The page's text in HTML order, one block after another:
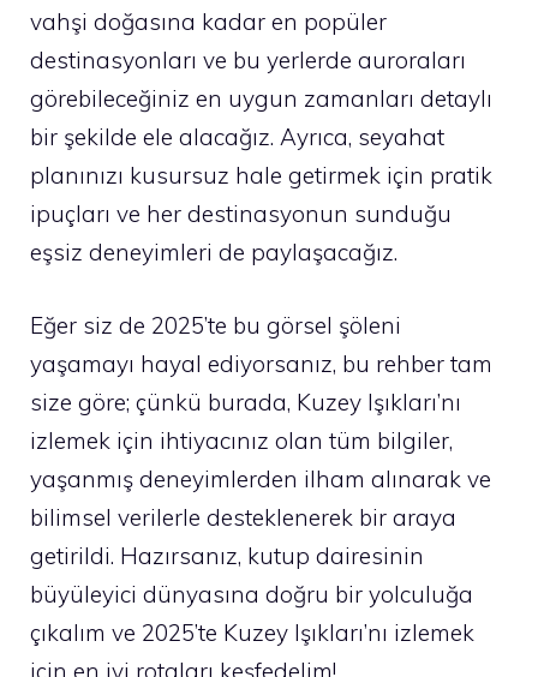
vahşi doğasına kadar en popüler
destinasyonları ve bu yerlerde auroraları
görebileceğiniz en uygun zamanları detaylı
bir şekilde ele alacağız. Ayrıca, seyahat
planınızı kusursuz hale getirmek için pratik
ipuçları ve her destinasyonun sunduğu
eşsiz deneyimleri de paylaşacağız.
Eğer siz de 2025’te bu görsel şöleni
yaşamayı hayal ediyorsanız, bu rehber tam
size göre; çünkü burada, Kuzey Işıkları’nı
izlemek için ihtiyacınız olan tüm bilgiler,
yaşanmış deneyimlerden ilham alınarak ve
bilimsel verilerle desteklenerek bir araya
getirildi. Hazırsanız, kutup dairesinin
büyüleyici dünyasına doğru bir yolculuğa
çıkalım ve 2025’te Kuzey Işıkları’nı izlemek
için en iyi rotaları keşfedelim!